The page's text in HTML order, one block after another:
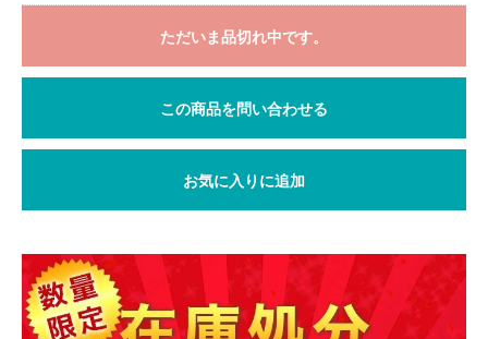
ただいま品切れ中です。
この商品を問い合わせる
お気に入りに追加